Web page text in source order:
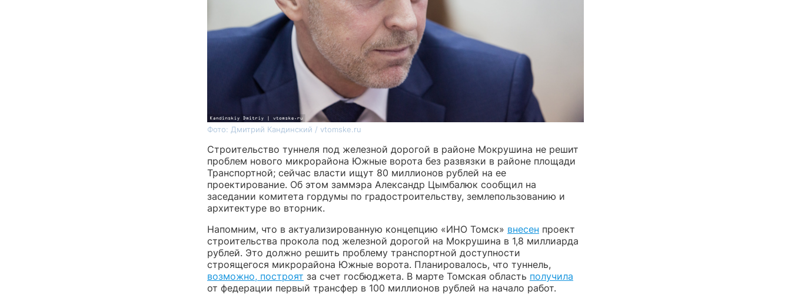
Фото: Дмитрий Кандинский / vtomske.ru
Строительство туннеля под железной дорогой в районе Мокрушина не решит
проблем нового микрорайона Южные ворота без развязки в районе площади
Транспортной; сейчас власти ищут 80 миллионов рублей на ее
проектирование. Об этом заммэра Александр Цымбалюк сообщил на
заседании комитета гордумы по градостроительству, землепользованию и
архитектуре во вторник.
Напомним, что в актуализированную концепцию «ИНО Томск» внесен проект
строительства прокола под железной дорогой на Мокрушина в 1,8 миллиарда
рублей. Это должно решить проблему транспортной доступности
строящегося микрорайона Южные ворота. Планировалось, что туннель,
возможно, построят за счет госбюджета. В марте Томская область получила
от федерации первый трансфер в 100 миллионов рублей на начало работ.